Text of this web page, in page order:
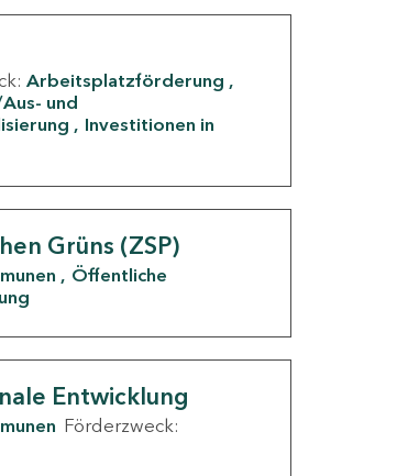
Arbeitsplatzförderung
und
Investitionen in
Grüns (ZSP)
Öffentliche
Entwicklung
Förderzweck: